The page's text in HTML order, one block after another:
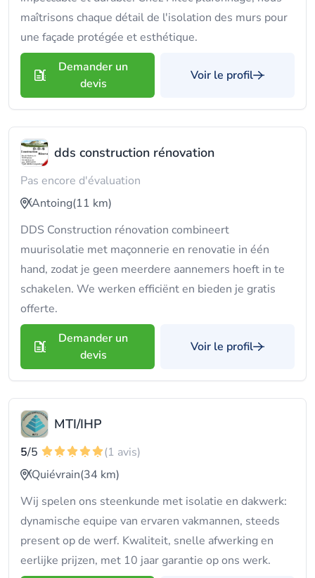
maîtrisons chaque détail de l'isolation des murs pour
une façade protégée et esthétique.
Demander un
devis
Voir le profil
dds construction rénovation
Pas encore d'évaluation
Antoing(11 km)
DDS Construction rénovation combineert
muurisolatie met maçonnerie en renovatie in één
hand, zodat je geen meerdere aannemers hoeft in te
schakelen. We werken efficiënt en bieden je gratis
offerte.
Demander un
devis
Voir le profil
MTI/IHP
5/5
(1 avis)
Quiévrain(34 km)
Wij spelen ons steenkunde met isolatie en dakwerk:
dynamische equipe van ervaren vakmannen, steeds
present op de werf. Kwaliteit, snelle afwerking en
eerlijke prijzen, met 10 jaar garantie op ons werk.